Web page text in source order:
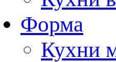
Форма
Кухни